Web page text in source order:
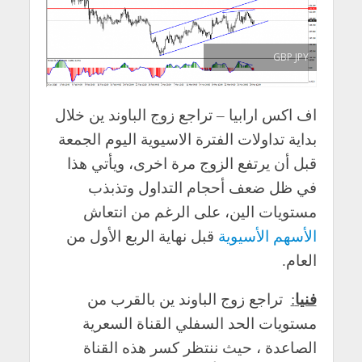
GBP JPY
اف اكس ارابيا – تراجع زوج الباوند ين خلال
بداية تداولات الفترة الاسيوية اليوم الجمعة
قبل أن يرتفع الزوج مرة اخرى، ويأتي هذا
في ظل ضعف أحجام التداول وتذبذب
مستويات الين، على الرغم من انتعاش
الأسهم الأسيوية قبل نهاية الربع الأول من
العام.
فنيا: تراجع زوج الباوند ين بالقرب من
مستويات الحد السفلي القناة السعرية
الصاعدة ، حيث ننتظر كسر هذه القناة